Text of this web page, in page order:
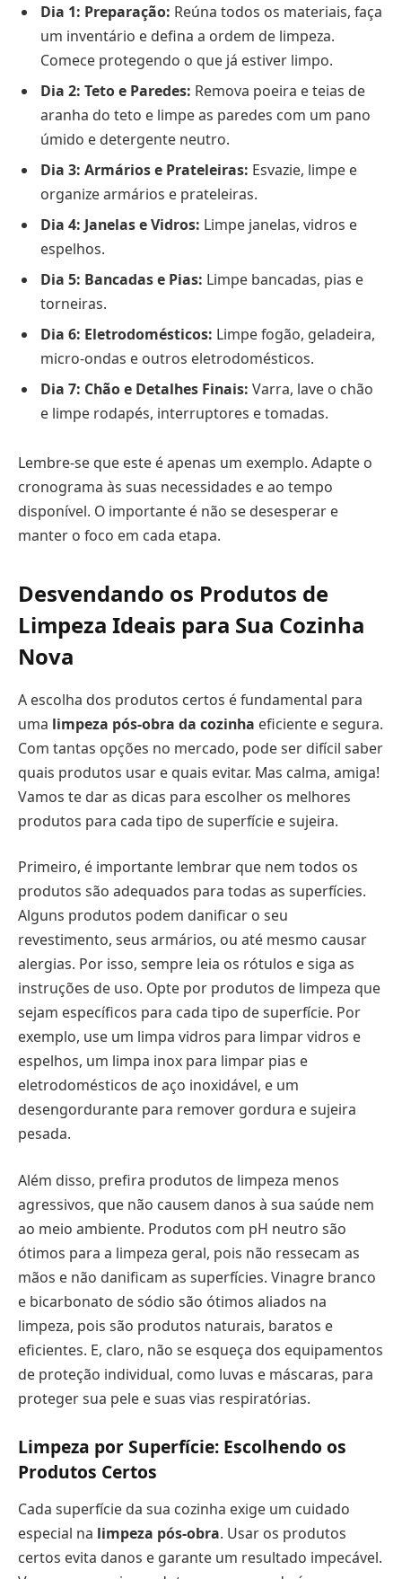
Dia 1: Preparação: Reúna todos os materiais, faça
um inventário e defina a ordem de limpeza.
Comece protegendo o que já estiver limpo.
Dia 2: Teto e Paredes: Remova poeira e teias de
aranha do teto e limpe as paredes com um pano
úmido e detergente neutro.
Dia 3: Armários e Prateleiras: Esvazie, limpe e
organize armários e prateleiras.
Dia 4: Janelas e Vidros: Limpe janelas, vidros e
espelhos.
Dia 5: Bancadas e Pias: Limpe bancadas, pias e
torneiras.
Dia 6: Eletrodomésticos: Limpe fogão, geladeira,
micro-ondas e outros eletrodomésticos.
Dia 7: Chão e Detalhes Finais: Varra, lave o chão
e limpe rodapés, interruptores e tomadas.
Lembre-se que este é apenas um exemplo. Adapte o
cronograma às suas necessidades e ao tempo
disponível. O importante é não se desesperar e
manter o foco em cada etapa.
Desvendando os Produtos de
Limpeza Ideais para Sua Cozinha
Nova
A escolha dos produtos certos é fundamental para
uma limpeza pós-obra da cozinha eficiente e segura.
Com tantas opções no mercado, pode ser difícil saber
quais produtos usar e quais evitar. Mas calma, amiga!
Vamos te dar as dicas para escolher os melhores
produtos para cada tipo de superfície e sujeira.
Primeiro, é importante lembrar que nem todos os
produtos são adequados para todas as superfícies.
Alguns produtos podem danificar o seu
revestimento, seus armários, ou até mesmo causar
alergias. Por isso, sempre leia os rótulos e siga as
instruções de uso. Opte por produtos de limpeza que
sejam específicos para cada tipo de superfície. Por
exemplo, use um limpa vidros para limpar vidros e
espelhos, um limpa inox para limpar pias e
eletrodomésticos de aço inoxidável, e um
desengordurante para remover gordura e sujeira
pesada.
Além disso, prefira produtos de limpeza menos
agressivos, que não causem danos à sua saúde nem
ao meio ambiente. Produtos com pH neutro são
ótimos para a limpeza geral, pois não ressecam as
mãos e não danificam as superfícies. Vinagre branco
e bicarbonato de sódio são ótimos aliados na
limpeza, pois são produtos naturais, baratos e
eficientes. E, claro, não se esqueça dos equipamentos
de proteção individual, como luvas e máscaras, para
proteger sua pele e suas vias respiratórias.
Limpeza por Superfície: Escolhendo os
Produtos Certos
Cada superfície da sua cozinha exige um cuidado
especial na limpeza pós-obra. Usar os produtos
certos evita danos e garante um resultado impecável.